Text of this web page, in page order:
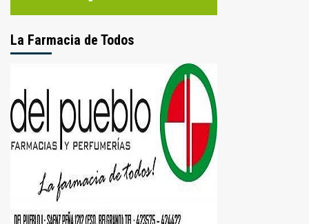
La Farmacia de Todos